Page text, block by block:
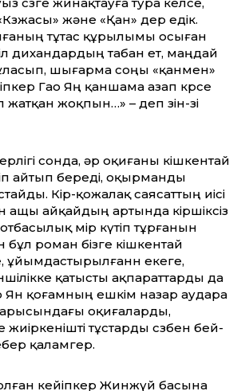
сөзге жинақтауға тура келсе,
және «Қан» дер едік.
тұтас құрылымы осыған
дихандардың табан ет, маңдай
ұласып, шығарма соңы «қанмен»
Гао Яң қаншама азап көрсе
жоқпын…» – деп өзін-өзі
сонда, әр оқиғаны кішкентай
айтып береді, оқырманды
Кір-қожалақ саясаттың иісі
ащы айқайдың артында кіршіксіз
өмір күтіп тұрғанын
бұл роман бізге кішкентай
ұйымдастырылғанн екеге,
қатысты ақпараттарды да
қоғамның ешкім назар аудара
оқиғаларды,
тұстарды сөзбен бей­
қаламгер.
кейіпкер Жинжүй басына